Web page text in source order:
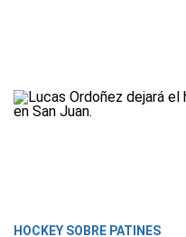
HOCKEY SOBRE PATINES